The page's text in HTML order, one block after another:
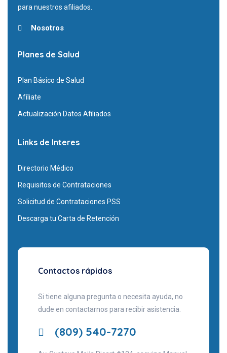
para nuestros afiliados.
Nosotros
Planes de Salud
Plan Básico de Salud
Afíliate
Actualización Datos Afiliados
Links de Interes
Directorio Médico
Requisitos de Contrataciones
Solicitud de Contrataciones PSS
Descarga tu Carta de Retención
Contactos rápidos
Si tiene alguna pregunta o necesita ayuda, no
dude en contactarnos para recibir asistencia.
(809) 540-7270